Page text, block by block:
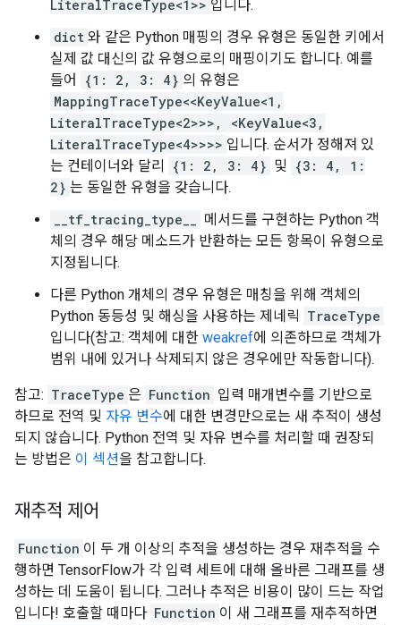
LiteralTraceType<1>> 입니다.
dict 와 같은 Python 매핑의 경우 유형은 동일한 키에서
실제 값 대신의 값 유형으로의 매핑이기도 합니다. 예를
들어
{1: 2, 3: 4} 의 유형은
MappingTraceType<<KeyValue<1,
LiteralTraceType<2>>>, <KeyValue<3,
LiteralTraceType<4>>>> 입니다. 순서가 정해져 있
는 컨테이너와 달리
{1: 2, 3: 4} 및
{3: 4, 1:
2} 는 동일한 유형을 갖습니다.
__tf_tracing_type__
메서드를 구현하는 Python 객
체의 경우 해당 메소드가 반환하는 모든 항목이 유형으로
지정됩니다.
다른 Python 개체의 경우 유형은 매칭을 위해 객체의
Python 동등성 및 해싱을 사용하는 제네릭 TraceType
입니다(참고: 객체에 대한 weakref에 의존하므로 객체가
범위 내에 있거나 삭제되지 않은 경우에만 작동합니다).
참고: TraceType 은 Function 입력 매개변수를 기반으로
하므로 전역 및 자유 변수에 대한 변경만으로는 새 추적이 생성
되지 않습니다. Python 전역 및 자유 변수를 처리할 때 권장되
는 방법은 이 섹션을 참고합니다.
재추적 제어
Function 이 두 개 이상의 추적을 생성하는 경우 재추적을 수
행하면 TensorFlow가 각 입력 세트에 대해 올바른 그래프를 생
성하는 데 도움이 됩니다. 그러나 추적은 비용이 많이 드는 작업
입니다! 호출할 때마다 Function 이 새 그래프를 재추적하면